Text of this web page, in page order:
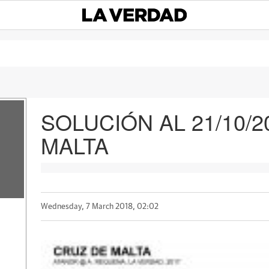
SOLUCIÓN AL 21/10/
MALTA
Wednesday, 7 March 2018, 02:02